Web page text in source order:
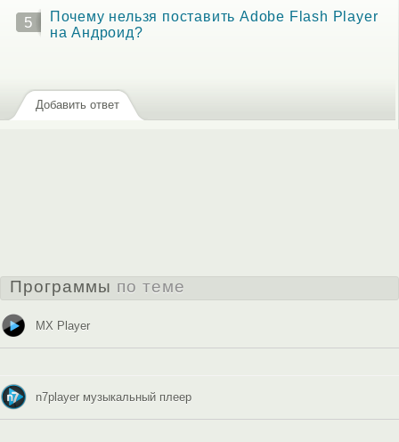
5
Почему нельзя поставить Adobe Flash Player
на Андроид?
Добавить ответ
Программы по теме
MX Player
n7player музыкальный плеер